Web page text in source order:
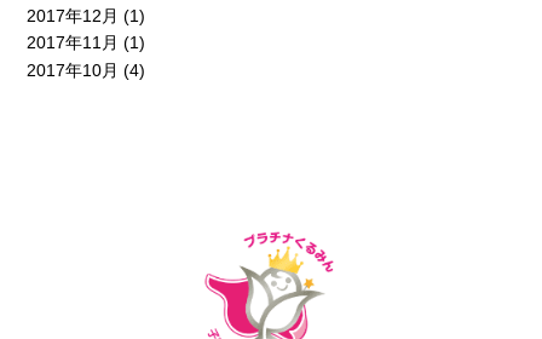
2017年12月 (1)
2017年11月 (1)
2017年10月 (4)